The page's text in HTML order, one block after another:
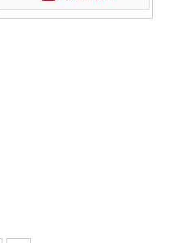
смеситель для склеивания